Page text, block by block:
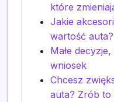
które
Jakie
wartość auta?
Małe
wniosek
Chcesz
auta? Zrób to